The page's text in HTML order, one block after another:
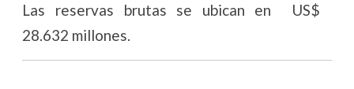
Las reservas brutas se ubican en US$
28.632 millones.